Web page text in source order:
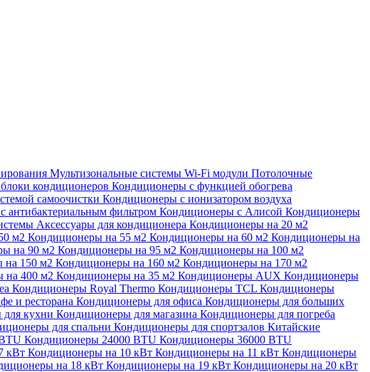
Мультизональные системы Wi-Fi модули Потолочные
кондиционеров Кондиционеры с функцией обогрева
самоочистки Кондиционеры с ионизатором воздуха
антибактериальным фильтром Кондиционеры с Алисой Кондиционеры
Аксессуары для кондиционера Кондиционеры на 20 м2
м2 Кондиционеры на 55 м2 Кондиционеры на 60 м2 Кондиционеры на
на 90 м2 Кондиционеры на 95 м2 Кондиционеры на 100 м2
на 150 м2 Кондиционеры на 160 м2 Кондиционеры на 170 м2
на 400 м2 Кондиционеры на 35 м2 Кондиционеры AUX Кондиционеры
Кондиционеры Royal Thermo Кондиционеры TCL Кондиционеры
и ресторана Кондиционеры для офиса Кондиционеры для больших
кухни Кондиционеры для магазина Кондиционеры для погреба
для спальни Кондиционеры для спортзалов Китайские
Кондиционеры 24000 BTU Кондиционеры 36000 BTU
кВт Кондиционеры на 10 кВт Кондиционеры на 11 кВт Кондиционеры
на 18 кВт Кондиционеры на 19 кВт Кондиционеры на 20 кВт